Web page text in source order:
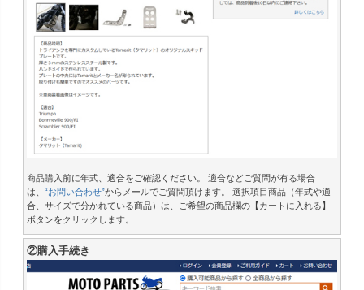
商品購入前に年式、適合をご確認ください。 適合などご質問が有る場合
は、 “お問い合わせ”からメールでご質問頂けます。 選択項目商品（年式や適
合、サイズで分かれている商品）は、ご希望の商品欄の【カートに入れる】
ボタンをクリックします。
②購入手続き